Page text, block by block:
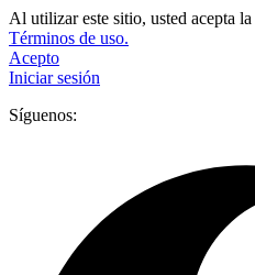
Al utilizar este sitio, usted acepta la
Términos de uso.
Acepto
Iniciar sesión
Síguenos: